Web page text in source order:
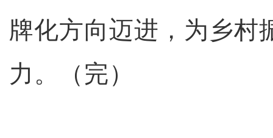
牌化方向迈进，为乡村
力。（完）